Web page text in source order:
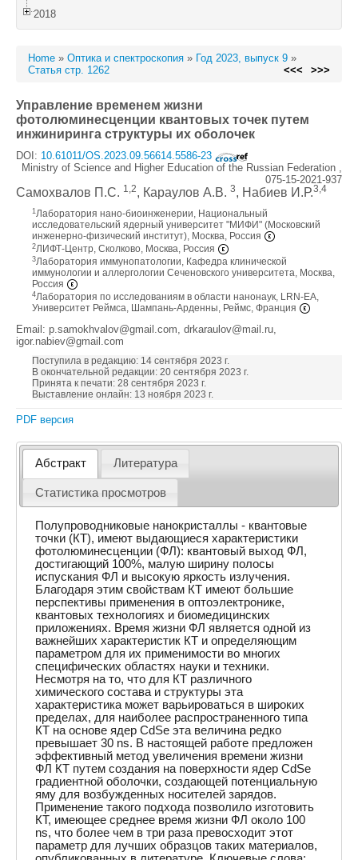
2018
Home » Оптика и спектроскопия » Год 2023, выпуск 9 »
Статья стр. 1262
<<< >>>
Управление временем жизни
фотолюминесценции квантовых точек путем
инжиниринга структуры их оболочек
DOI: 10.61011/OS.2023.09.56614.5586-23
Ministry of Science and Higher Education of the Russian Federation ,
075-15-2021-937
Самохвалов П.С. 1,2, Караулов А.В. 3, Набиев И.Р.3,4
1 Лаборатория нано-биоинженерии, Национальный
исследовательский ядерный университет "МИФИ" (Московский
инженерно-физический институт), Москва, Россия
2ЛИФТ-Центр, Сколково, Москва, Россия
3Лаборатория иммунопатологии, Кафедра клинической
иммунологии и аллергологии Сеченовского университета, Москва,
Россия
4Лаборатория по исследованиям в области нанонаук, LRN-EA,
Университет Реймса, Шампань-Арденны, Реймс, Франция
Email: p.samokhvalov@gmail.com, drkaraulov@mail.ru,
igor.nabiev@gmail.com
Поступила в редакцию: 14 сентября 2023 г.
В окончательной редакции: 20 сентября 2023 г.
Принята к печати: 28 сентября 2023 г.
Выставление онлайн: 13 ноября 2023 г.
PDF версия
Абстракт Литература
Статистика просмотров
Полупроводниковые нанокристаллы - квантовые
точки (КТ), имеют выдающиеся характеристики
фотолюминесценции (ФЛ): квантовый выход ФЛ,
достигающий 100%, малую ширину полосы
испускания ФЛ и высокую яркость излучения.
Благодаря этим свойствам КТ имеют большие
перспективы применения в оптоэлектронике,
квантовых технологиях и биомедицинских
приложениях. Время жизни ФЛ является одной из
важнейших характеристик КТ и определяющим
параметром для их применимости во многих
специфических областях науки и техники.
Несмотря на то, что для КТ различного
химического состава и структуры эта
характеристика может варьироваться в широких
пределах, для наиболее распространенного типа
КТ на основе ядер CdSe эта величина редко
превышает 30 ns. В настоящей работе предложен
эффективный метод увеличения времени жизни
ФЛ КТ путем создания на поверхности ядер CdSe
градиентной оболочки, создающей потенциальную
яму для возбужденных носителей зарядов.
Применение такого подхода позволило изготовить
КТ, имеющее среднее время жизни ФЛ около 100
ns, что более чем в три раза превосходит этот
параметр для лучших образцов таких материалов,